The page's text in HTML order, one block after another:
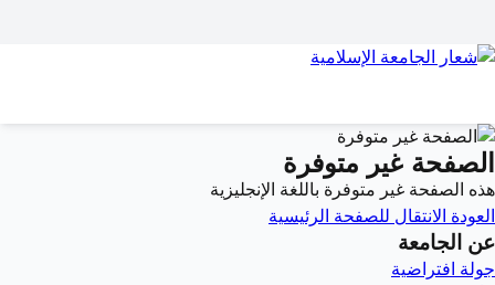
الصفحة غير متوفرة
هذه الصفحة غير متوفرة باللغة الإنجليزية
العودة الانتقال للصفحة الرئيسية
عن الجامعة
جولة افتراضية